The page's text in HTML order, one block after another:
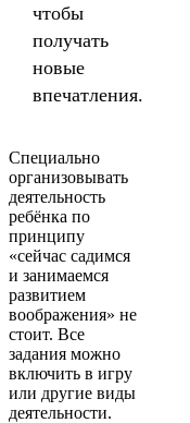
чтобы
получать
новые
впечатления.
Специально
организовывать
деятельность
ребёнка по
принципу
«сейчас садимся
и занимаемся
развитием
воображения» не
стоит. Все
задания можно
включить в игру
или другие виды
деятельности.